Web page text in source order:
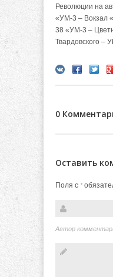
Революции на
«УМ-3 – Вокзал
38 «УМ-3 –
Твардовского –
0
Оставить
Поля с *
Автор